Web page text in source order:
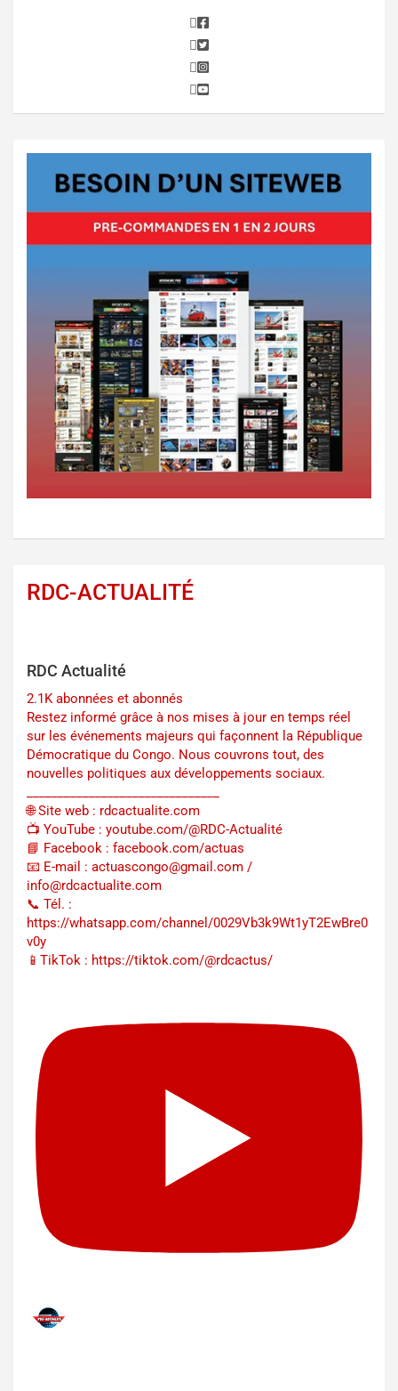
RDC-ACTUALITÉ
RDC Actualité
2.1K abonnées et abonnés
Restez informé grâce à nos mises à jour en temps réel
sur les événements majeurs qui façonnent la République
Démocratique du Congo. Nous couvrons tout, des
nouvelles politiques aux développements sociaux.
🌐 Site web : rdcactualite.com
📺 YouTube : youtube.com/@RDC-Actualité
📘 Facebook : facebook.com/actuas
📧 E-mail : actuascongo@gmail.com /
info@rdcactualite.com
📞 Tél. : ‪‪‪‪‪‪‪‪‪‪‪‪‪‪‪‪‪‪‪‪‪‪‪‪‪‪‪‪‪‪‪‪
https://whatsapp.com/channel/0029Vb3k9Wt1yT2EwBre0
v0y
📱TikTok : https://tiktok.com/@rdcactus/